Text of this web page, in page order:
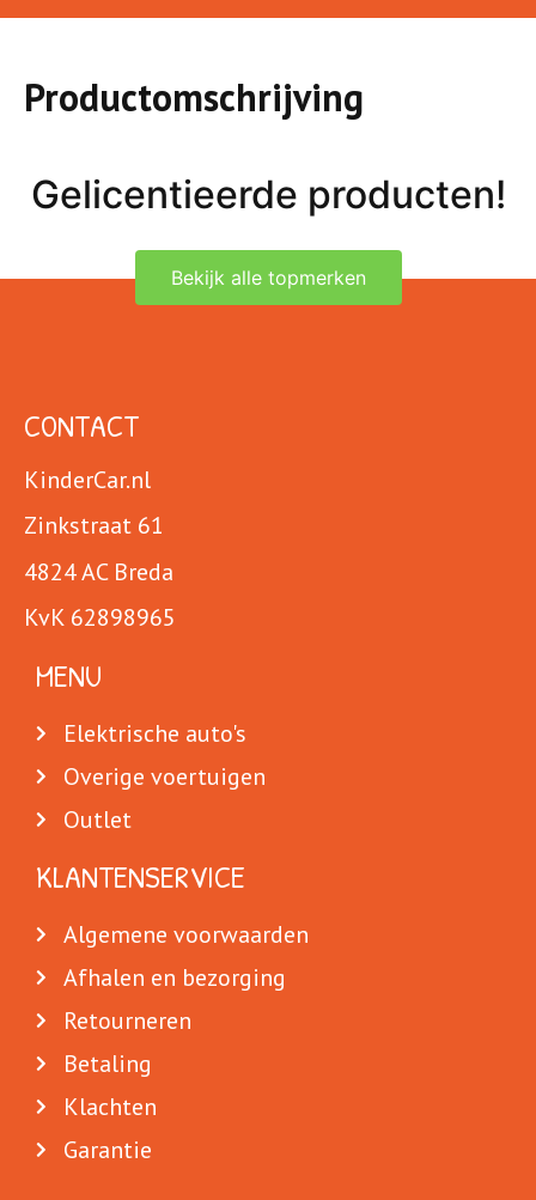
Productomschrijving
Gelicentieerde producten!
Bekijk alle topmerken
CONTACT
KinderCar.nl
Zinkstraat 61
4824 AC Breda
KvK 62898965
MENU
Elektrische auto's
Overige voertuigen
Outlet
KLANTENSERVICE
Algemene voorwaarden
Afhalen en bezorging
Retourneren
Betaling
Klachten
Garantie